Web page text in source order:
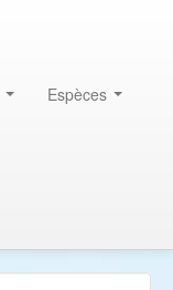
Espèces